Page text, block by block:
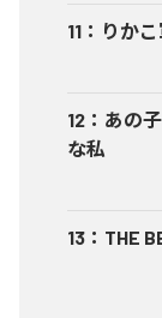
11 ： りか
12 ： あの
な私
13 ： THE